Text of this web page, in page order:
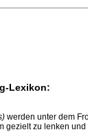
Lexikon:
werden unter dem
gezielt zu lenken